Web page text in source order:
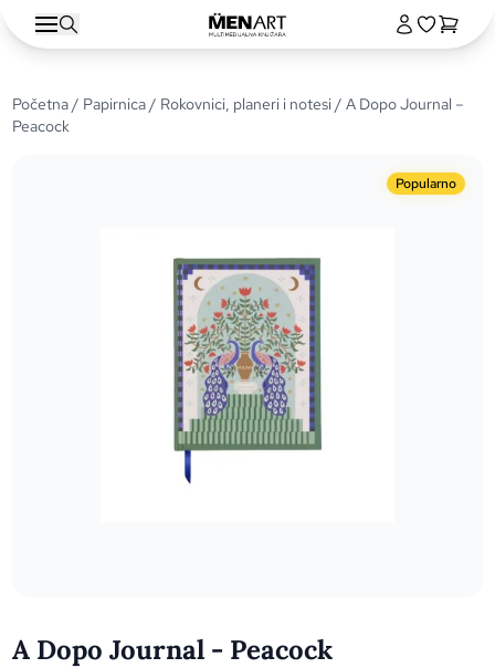
Početna/ Papirnica/ Rokovnici, planeri i notesi/ A Dopo Journal –
Peacock
Popularno
A Dopo Journal - Peacock